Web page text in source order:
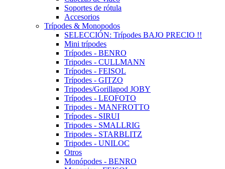
Soportes de rótula
Accesorios
Trípodes & Monopodos
SELECCIÓN: Trípodes BAJO PRECIO !!
Mini trípodes
Trípodes - BENRO
Tripodes - CULLMANN
Trípodes - FEISOL
Trípodes - GITZO
Tripodes/Gorillapod JOBY
Trípodes - LEOFOTO
Tripodes - MANFROTTO
Trípodes - SIRUI
Tripodes - SMALLRIG
Tripodes - STARBLITZ
Tripodes - UNILOC
Otros
Monópodes - BENRO